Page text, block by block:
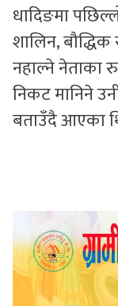
धादिङमा
शालिन, बौद्धिक
नहाल्ने नेताका
निकट मानिने
बताउँदै आएका